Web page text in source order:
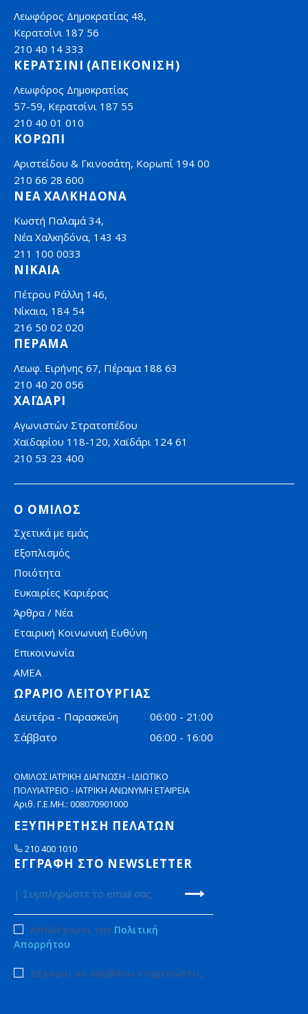
Λεωφόρος Δημοκρατίας 48,
Κερατσίνι 187 56
210 40 14 333
ΚΕΡΑΤΣΙΝΙ (ΑΠΕΙΚΟΝΙΣΗ)
Λεωφόρος Δημοκρατίας
57-59, Κερατσίνι 187 55
210 40 01 010
ΚΟΡΩΠΙ
Αριστείδου & Γκινοσάτη, Κορωπί 194 00
210 66 28 600
ΝΕΑ ΧΑΛΚΗΔΟΝΑ
Κωστή Παλαμά 34,
Νέα Χαλκηδόνα, 143 43
211 100 0033
ΝΙΚΑΙΑ
Πέτρου Ράλλη 146,
Νίκαια, 184 54
216 50 02 020
ΠΕΡΑΜΑ
Λεωφ. Ειρήνης 67, Πέραμα 188 63
210 40 20 056
ΧΑΪΔΑΡΙ
Αγωνιστών Στρατοπέδου
Χαϊδαρίου 118-120, Χαϊδάρι 124 61
210 53 23 400
Ο ΟΜΙΛΟΣ
Σχετικά με εμάς
Εξοπλισμός
Ποιότητα
Ευκαιρίες Καριέρας
Άρθρα / Νέα
Εταιρική Κοινωνική Ευθύνη
Επικοινωνία
AMEA
ΩΡΑΡΙΟ ΛΕΙΤΟΥΡΓΙΑΣ
Δευτέρα - Παρασκεύη
06:00 - 21:00
Σάββατο
06:00 - 16:00
ΟΜΙΛΟΣ ΙΑΤΡΙΚΗ ΔΙΑΓΝΩΣΗ - ΙΔΙΩΤΙΚΟ
ΠΟΛΥΙΑΤΡΕΙΟ - ΙΑΤΡΙΚΗ ΑΝΩΝΥΜΗ ΕΤΑΙΡΕΙΑ
Αριθ. Γ.Ε.ΜΗ.: 008070901000
ΕΞΥΠΗΡΕΤΗΣΗ ΠΕΛΑΤΩΝ
210 400 1010
ΕΓΓΡΑΦΗ ΣΤΟ NEWSLETTER
Αποδέχομαι την Πολιτική
Απορρήτου
Δέχομαι να λαμβάνω ενημερώσεις.